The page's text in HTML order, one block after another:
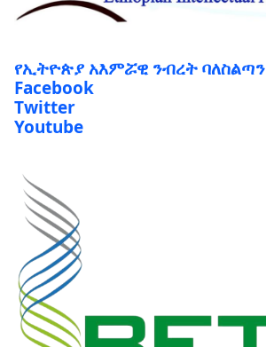
የኢትዮጵያ አእምሯዊ ንብረት ባለስልጣን
Facebook
Twitter
Youtube